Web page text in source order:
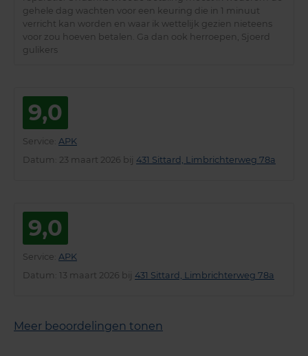
gehele dag wachten voor een keuring die in 1 minuut
verricht kan worden en waar ik wettelijk gezien nieteens
voor zou hoeven betalen. Ga dan ook herroepen, Sjoerd
gulikers
9,0
Service APK
Datum
: 23 maart 2026 bij 431 Sittard, Limbrichterweg 78a
9,0
Service APK
Datum : 13 maart 2026 bij 431 Sittard, Limbrichterweg 78a
Meer beoordelingen tonen